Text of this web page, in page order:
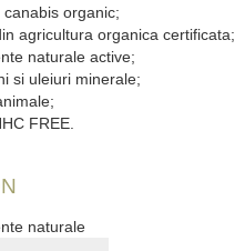
canabis organic;
agricultura organica certificata;
naturale active;
si uleiuri minerale;
FREE.
naturale